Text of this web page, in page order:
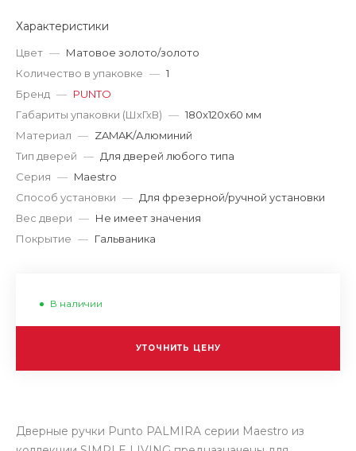
Характеристики
Цвет — Матовое золото/золото
Количество в упаковке — 1
Бренд — PUNTO
Габариты упаковки (ШхГхВ) — 180x120x60 мм
Материал — ZAMAK/Алюминий
Тип дверей — Для дверей любого типа
Серия — Maestro
Способ установки — Для фрезерной/ручной установки
Вес двери — Не имеет значения
Покрытие — Гальваника
В наличии
УТОЧНИТЬ ЦЕНУ
Дверные ручки Punto PALMIRA серии Maestro из